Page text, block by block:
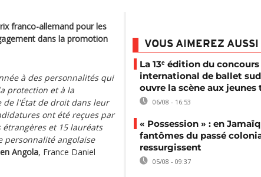
franco-allemand pour les
dans la promotion
à des personnalités qui
protection et à la
de l'État de droit dans leur
ont été reçues par
et 15 lauréats
personnalité angolaise
Angola, France Daniel
VOUS AIMEREZ AUSSI
La 13ᵉ édition du concours
international de ballet
ouvre la scène aux jeunes
06/08 - 16:53
« Possession » : en
fantômes du passé
ressurgissent
05/08 - 09:37